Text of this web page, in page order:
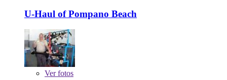
U-Haul of Pompano Beach
Verfotos